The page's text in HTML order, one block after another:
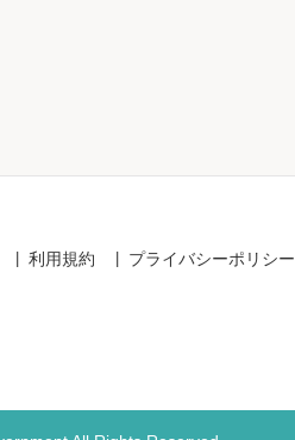
利用規約 プライバシーポリシー